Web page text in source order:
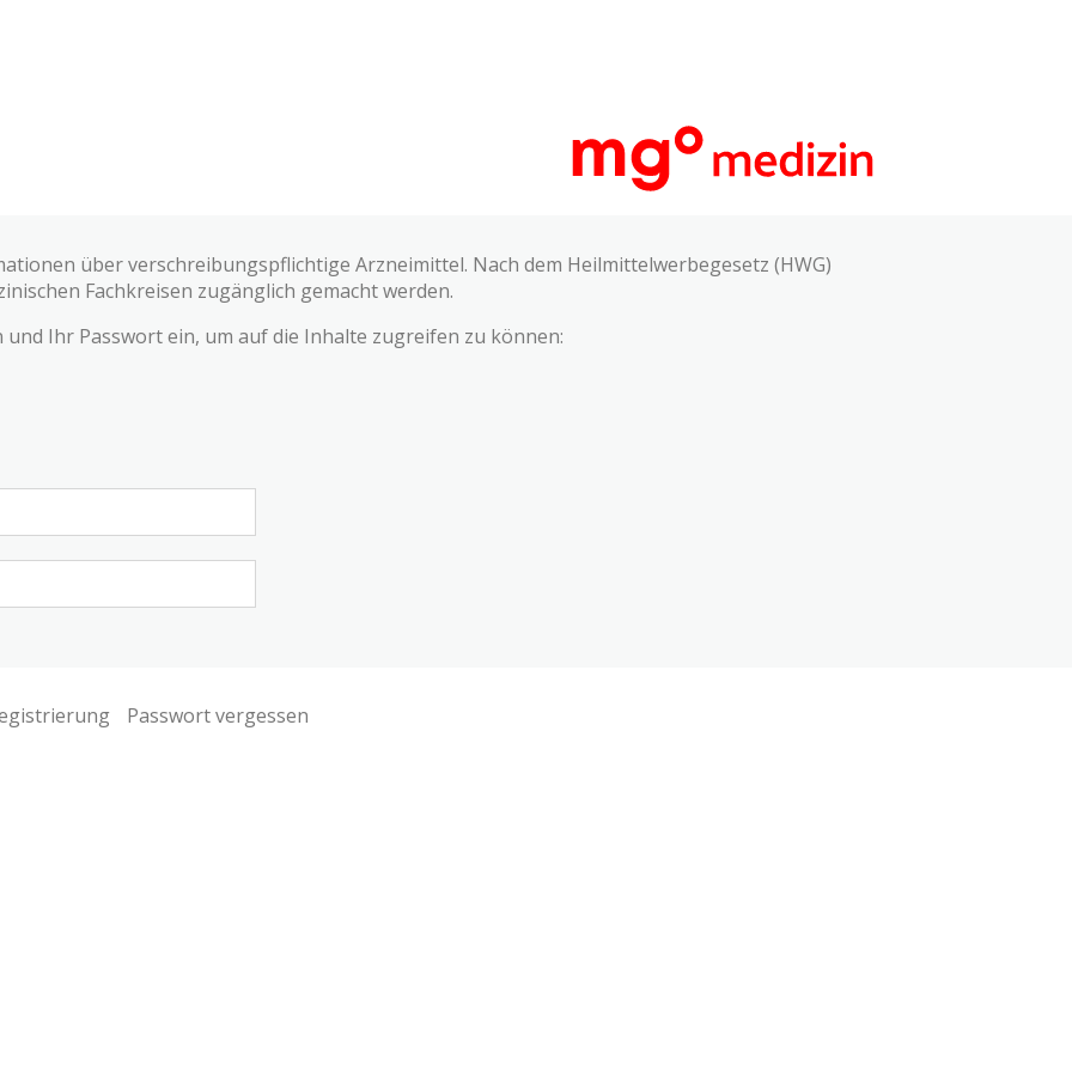
über verschreibungspflichtige Arzneimittel. Nach dem Heilmittelwerbegesetz (HWG)
Fachkreisen zugänglich gemacht werden.
Ihr Passwort ein, um auf die Inhalte zugreifen zu können:
Passwort vergessen